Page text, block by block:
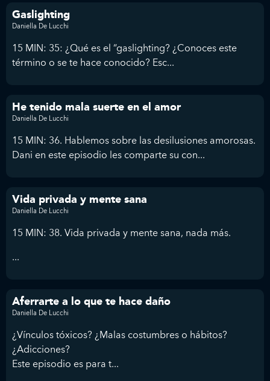
Gaslighting
Daniella De Lucchi
15 MIN: 35: ¿Qué es el “gaslighting? ¿Conoces este
término o se te hace conocido? Esc...
He tenido mala suerte en el amor
Daniella De Lucchi
15 MIN: 36. Hablemos sobre las desilusiones amorosas.
Dani en este episodio les comparte su con...
Vida privada y mente sana
Daniella De Lucchi
15 MIN: 38. Vida privada y mente sana, nada más.
...
Aferrarte a lo que te hace daño
Daniella De Lucchi
¿Vínculos tóxicos? ¿Malas costumbres o hábitos?
¿Adicciones?
Este episodio es para t...